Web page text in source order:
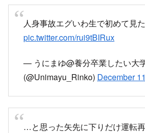
人身事故エグいわ生で初めて見た
pic.twitter.com/rui9tBIRux
— うにまゆ@養分卒業したい大
(@Unimayu_Rinko) December
…と思った矢先に下りだけ運転